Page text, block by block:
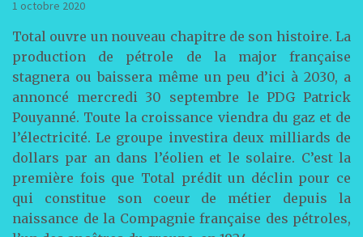
1 octobre 2020
Total ouvre un nouveau chapitre de son histoire. La
production de pétrole de la major française
stagnera ou baissera même un peu d’ici à 2030, a
annoncé mercredi 30 septembre le PDG Patrick
Pouyanné. Toute la croissance viendra du gaz et de
l’électricité. Le groupe investira deux milliards de
dollars par an dans l’éolien et le solaire. C’est la
première fois que Total prédit un déclin pour ce
qui constitue son coeur de métier depuis la
naissance de la Compagnie française des pétroles,